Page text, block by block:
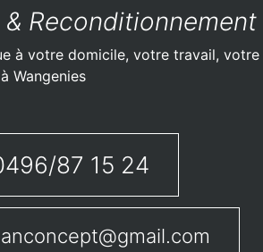
Reconditionnement
à votre domicile, votre travail, votre
Wangenies
87 15 24